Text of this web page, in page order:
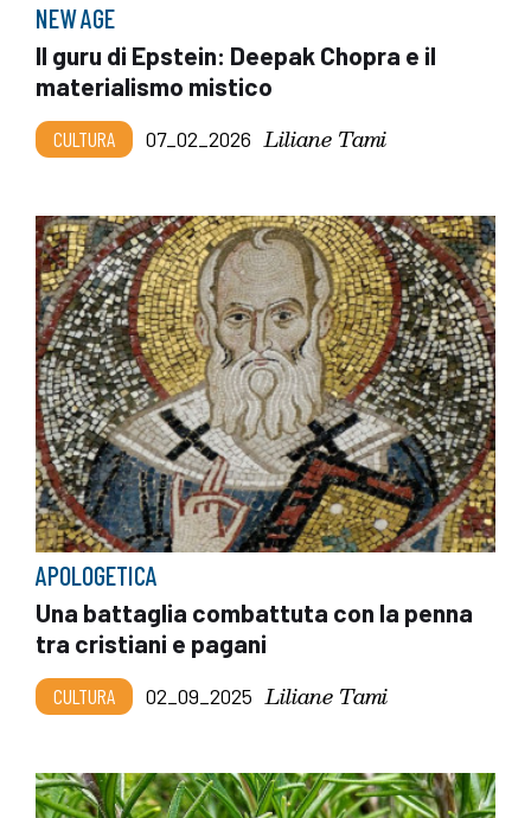
NEW AGE
Il guru di Epstein: Deepak Chopra e il
materialismo mistico
CULTURA 07_02_2026 Liliane Tami
APOLOGETICA
Una battaglia combattuta con la penna
tra cristiani e pagani
CULTURA 02_09_2025 Liliane Tami